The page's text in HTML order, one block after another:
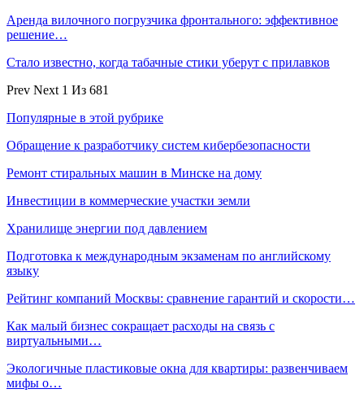
Аренда вилочного погрузчика фронтального: эффективное
решение…
Стало известно, когда табачные стики уберут с прилавков
Prev Next 1 Из 681
Популярные в этой рубрике
Обращение к разработчику систем кибербезопасности
Ремонт стиральных машин в Минске на дому
Инвестиции в коммерческие участки земли
Хранилище энергии под давлением
Подготовка к международным экзаменам по английскому
языку
Рейтинг компаний Москвы: сравнение гарантий и скорости…
Как малый бизнес сокращает расходы на связь с
виртуальными…
Экологичные пластиковые окна для квартиры: развенчиваем
мифы о…